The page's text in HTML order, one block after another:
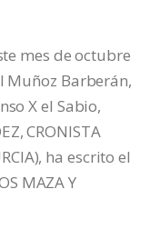
mes de octubre
Barberán,
X el Sabio,
CRONISTA
ha escrito el
MAZA Y